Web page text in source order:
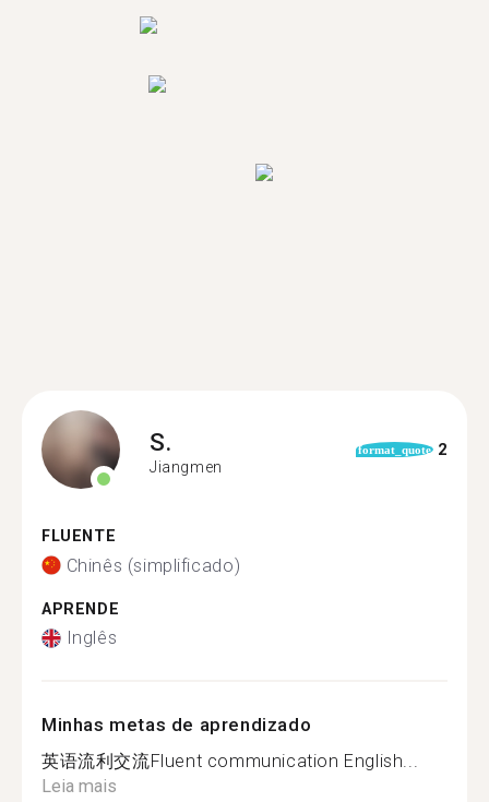
S.
Jiangmen
format_quote 2
FLUENTE
Chinês (simplificado)
APRENDE
Inglês
Minhas metas de aprendizado
英语流利交流Fluent communication English...
Leia mais